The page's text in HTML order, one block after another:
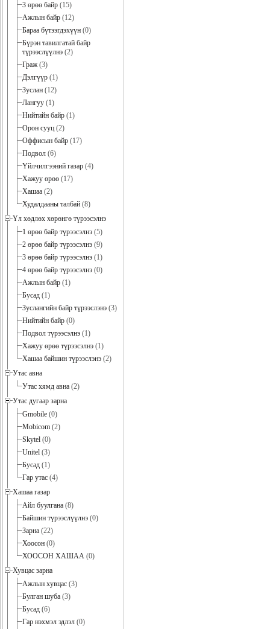
3 өрөө байр (15)
Ажлын байр (12)
Бараа бүтээгдэхүүн (0)
Бүрэн тавилгатай байр
түрээслүүлнэ (2)
Граж(3)
Дэлгүүр (1)
Зуслан (12)
Лангуу (1)
Нийтийн байр (1)
Орон сууц (2)
Оффисын байр (17)
Подвол (6)
Үйлчилгээний газар (4)
Хажуу өрөө (17)
Хашаа (2)
Худалдааны талбай (8)
Үл хөдлөх хөрөнгө түрээсэлнэ
1 өрөө байр түрээсэлнэ (5)
2 өрөө байр түрээсэлнэ (9)
3 өрөө байр түрээсэлнэ (1)
4 өрөө байр түрээсэлнэ (0)
Ажлын байр (1)
Бусад (1)
Зуслангийн байр түрээслэнэ (3)
Нийтийн байр (0)
Подвол түрээсэлнэ (1)
Хажуу өрөө түрээсэлнэ (1)
Хашаа байшин түрээслэнэ (2)
Утас авна
Утас хямд авна (2)
Утас дугаар зарна
Gmobile (0)
Mobicom (2)
Skytel (0)
Unitel (3)
Бусад (1)
Гар утас (4)
Хашаа газар
Айл буулгана (8)
Байшин түрээслүүлнэ (0)
Зарна (22)
Хоосон (0)
ХООСОН ХАШАА (0)
Хувцас зарна
Ажлын хувцас (3)
Булган шуба (3)
Бусад (6)
Гар нэхмэл эдлэл (0)